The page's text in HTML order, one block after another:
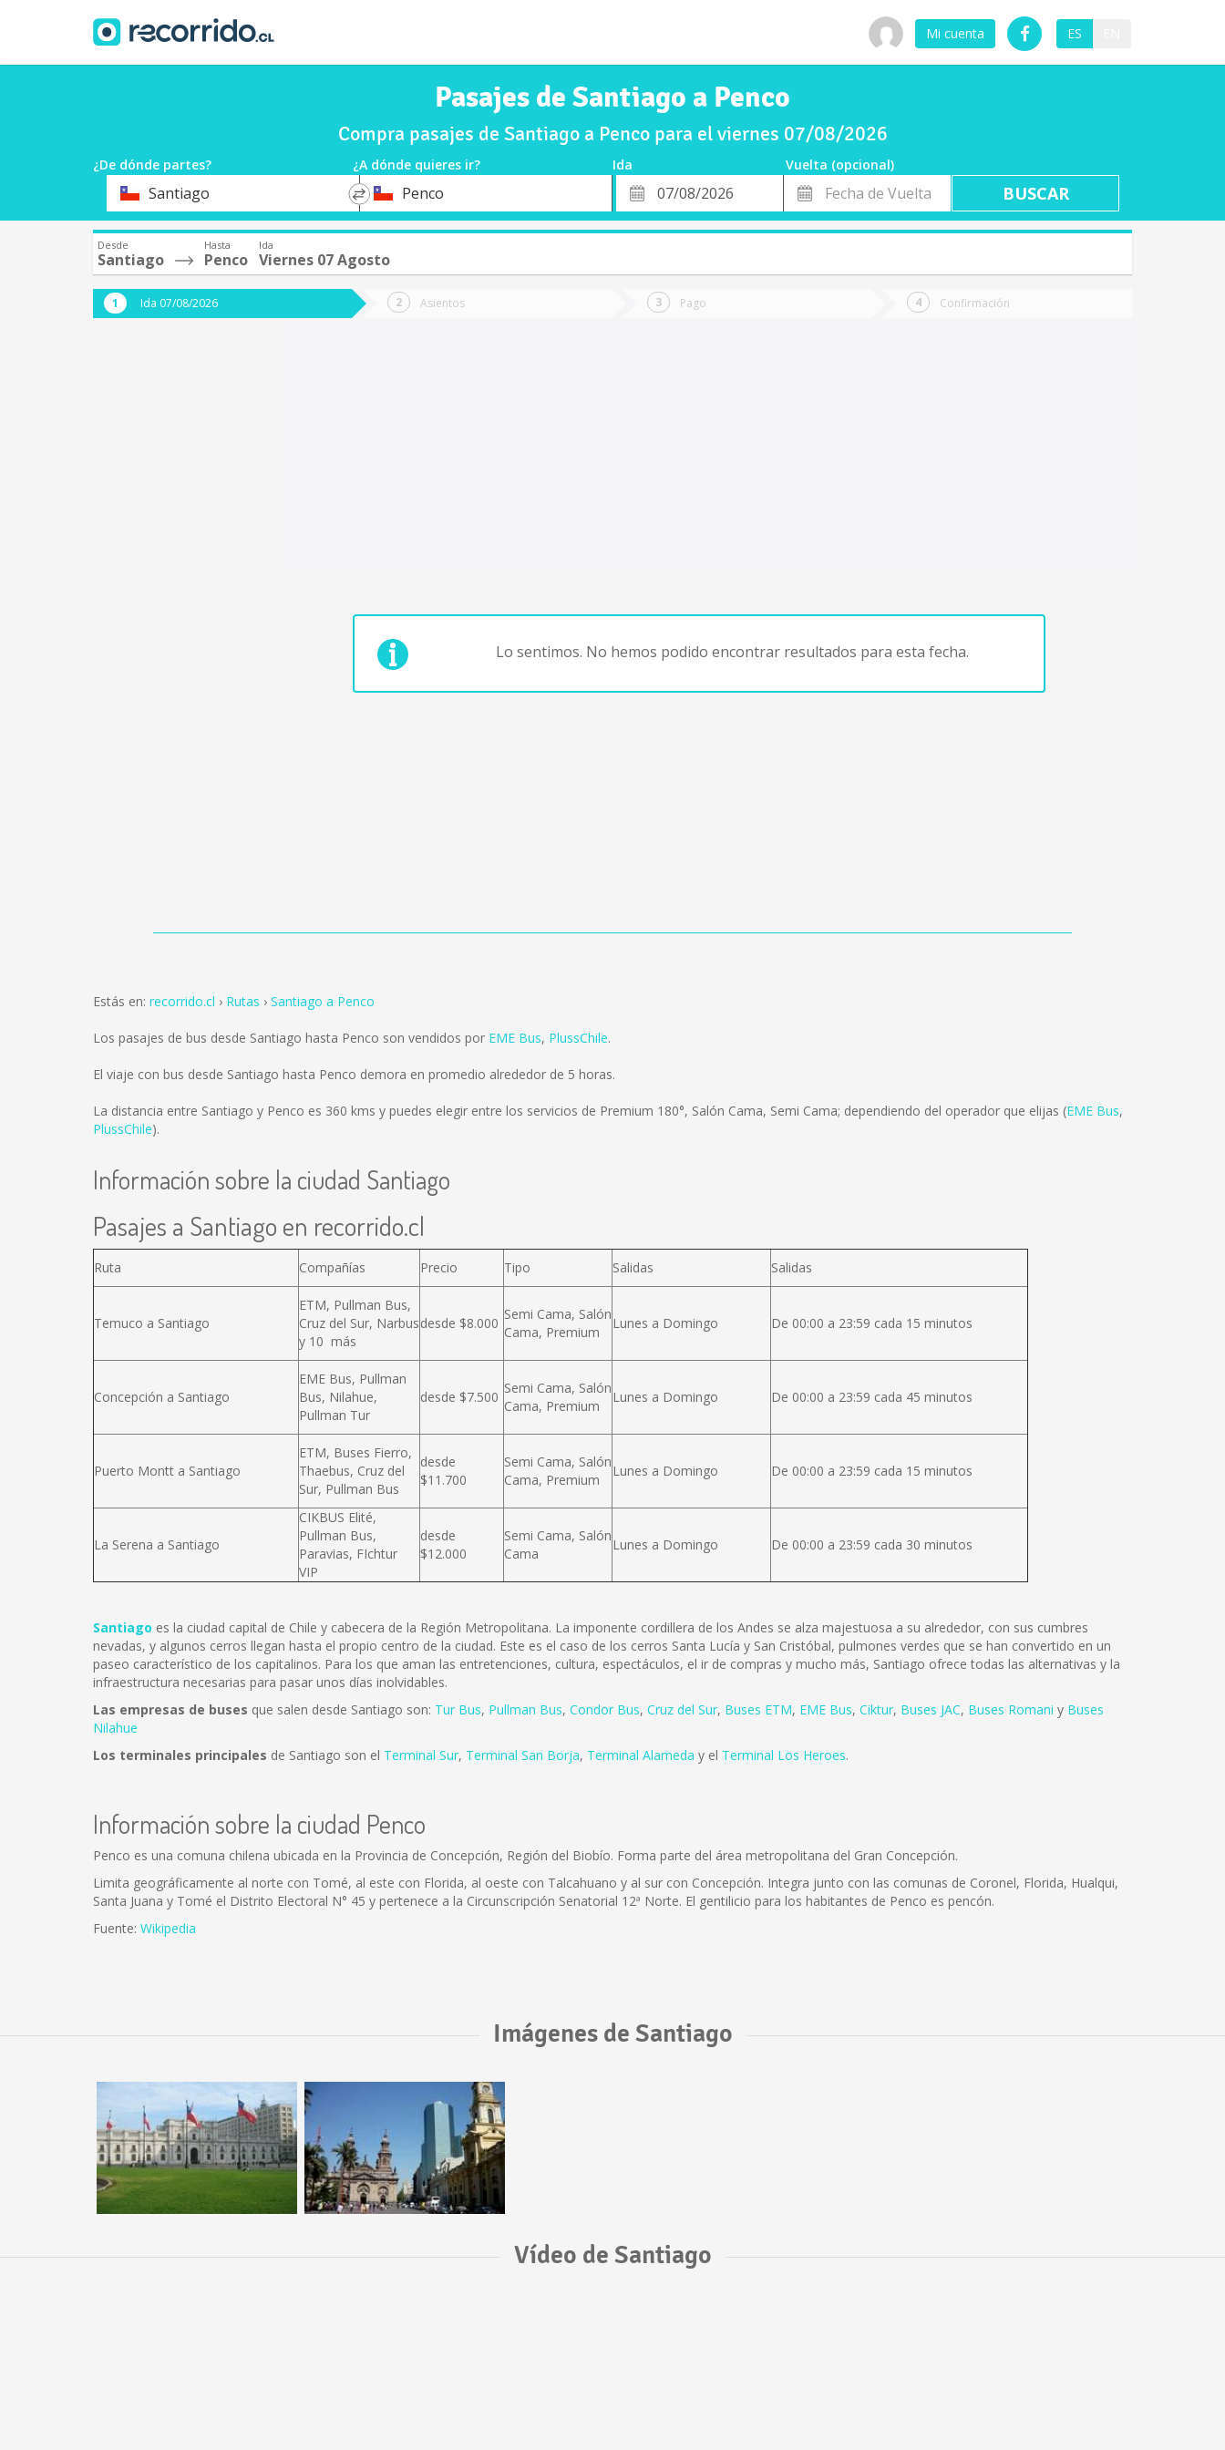
Mi cuenta ES
Pasajes de Santiago a Penco
Compra pasajes de Santiago a Penco para el viernes 07/08/2026
¿De dónde partes? ¿A dónde quieres ir? Ida
Vuelta (opcional)
OrigenSantiago
*
DestinoPenco
Fecha
de
Fecha
de
Vuelta
Desde
Santiago
Hasta
Penco
Ida
Viernes 07 Agosto
Ida 07/08/2026 Asientos Pago Confirmación
Lo sentimos. No hemos podido encontrar resultados para esta fecha.
Estás en: recorrido.cl Rutas Santiago a Penco
Los pasajes de bus desde Santiago hasta Penco son vendidos por EME Bus, PlussChile.
El viaje con bus desde Santiago hasta Penco demora en promedio alrededor de 5 horas.
La distancia entre Santiago y Penco es 360 kms y puedes elegir entre los servicios de Premium 180°, Salón Cama, Semi Cama; dependiendo del operador que elijas (EME Bus,
PlussChile).
Información sobre la ciudad Santiago
Pasajes a Santiago en recorrido.cl
Ruta Compañías Precio Tipo Salidas Salidas
Temuco a Santiago
ETM, Pullman Bus,
Cruz del Sur, Narbus
y 10 más
desde $8.000
Semi Cama, Salón
Cama, Premium
Lunes a Domingo De 00:00 a 23:59 cada 15 minutos
Concepción a Santiago
EME Bus, Pullman
Bus, Nilahue,
Pullman Tur
desde $7.500
Semi Cama, Salón
Cama, Premium
Lunes a Domingo De 00:00 a 23:59 cada 45 minutos
Puerto Montt a Santiago
ETM, Buses Fierro,
Thaebus, Cruz del
Sur, Pullman Bus
desde
$11.700
Semi Cama, Salón
Cama, Premium
Lunes a Domingo De 00:00 a 23:59 cada 15 minutos
La Serena a Santiago
CIKBUS Elité,
Pullman Bus,
Paravias, FIchtur
VIP
desde
$12.000
Semi Cama, Salón
Cama
Lunes a Domingo De 00:00 a 23:59 cada 30 minutos
Santiago es la ciudad capital de Chile y cabecera de la Región Metropolitana. La imponente cordillera de los Andes se alza majestuosa a su alrededor, con sus cumbres
nevadas, y algunos cerros llegan hasta el propio centro de la ciudad. Este es el caso de los cerros Santa Lucía y San Cristóbal, pulmones verdes que se han convertido en un
paseo característico de los capitalinos. Para los que aman las entretenciones, cultura, espectáculos, el ir de compras y mucho más, Santiago ofrece todas las alternativas y la
infraestructura necesarias para pasar unos días inolvidables.
Las empresas de buses que salen desde Santiago son: Tur Bus, Pullman Bus, Condor Bus, Cruz del Sur, Buses ETM, EME Bus, Ciktur, Buses JAC, Buses Romani y Buses
Nilahue
Los terminales principales de Santiago son el Terminal Sur, Terminal San Borja, Terminal Alameda y el Terminal Los Heroes.
Información sobre la ciudad Penco
Penco es una comuna chilena ubicada en la Provincia de Concepción, Región del Biobío. Forma parte del área metropolitana del Gran Concepción.
Limita geográficamente al norte con Tomé, al este con Florida, al oeste con Talcahuano y al sur con Concepción. Integra junto con las comunas de Coronel, Florida, Hualqui,
Santa Juana y Tomé el Distrito Electoral N° 45 y pertenece a la Circunscripción Senatorial 12ª Norte. El gentilicio para los habitantes de Penco es pencón.
Fuente: Wikipedia
Imágenes de Santiago
Vídeo de Santiago